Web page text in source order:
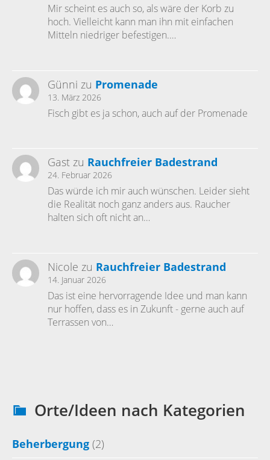
Mir scheint es auch so, als wäre der Korb zu
hoch. Vielleicht kann man ihn mit einfachen
Mitteln niedriger befestigen.…
Günni zu Promenade
13. März 2026
Fisch gibt es ja schon, auch auf der Promenade
Gastzu Rauchfreier Badestrand
24. Februar 2026
Das würde ich mir auch wünschen. Leider sieht
die Realität noch ganz anders aus. Raucher
halten sich oft nicht an…
Nicole zu Rauchfreier Badestrand
14. Januar 2026
Das ist eine hervorragende Idee und man kann
nur hoffen, dass es in Zukunft - gerne auch auf
Terrassen von…
Orte/Ideen nach Kategorien
Beherbergung (2)